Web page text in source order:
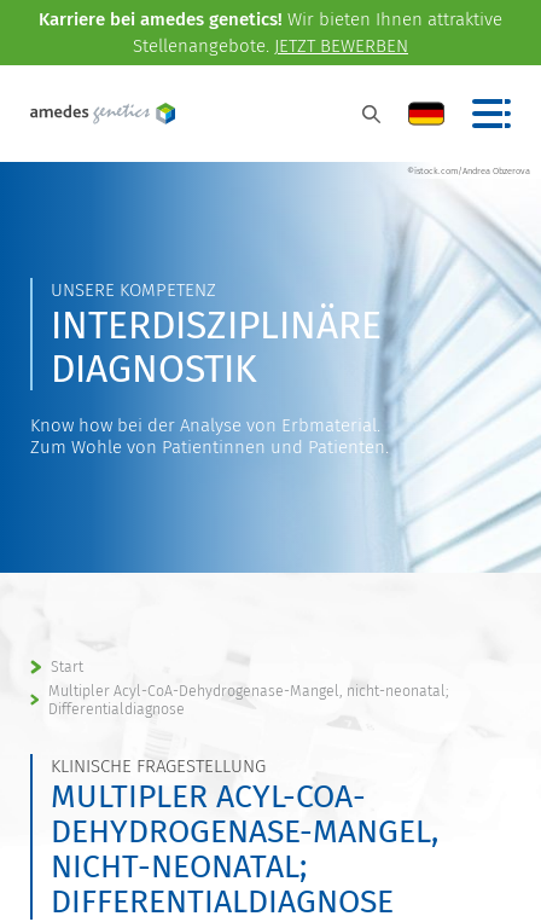
Karriere bei amedes genetics! Wir bieten Ihnen attraktive
Stellenangebote. JETZT BEWERBEN
©istock.com/Andrea Obzerova
UNSERE KOMPETENZ
INTERDISZIPLINÄRE
DIAGNOSTIK
Know how bei der Analyse von Erbmaterial.
Zum Wohle von Patientinnen und Patienten.
Start
Multipler Acyl-CoA-Dehydrogenase-Mangel, nicht-neonatal;
Differentialdiagnose
KLINISCHE FRAGESTELLUNG
MULTIPLER ACYL-COA-
DEHYDROGENASE-MANGEL,
NICHT-NEONATAL;
DIFFERENTIALDIAGNOSE